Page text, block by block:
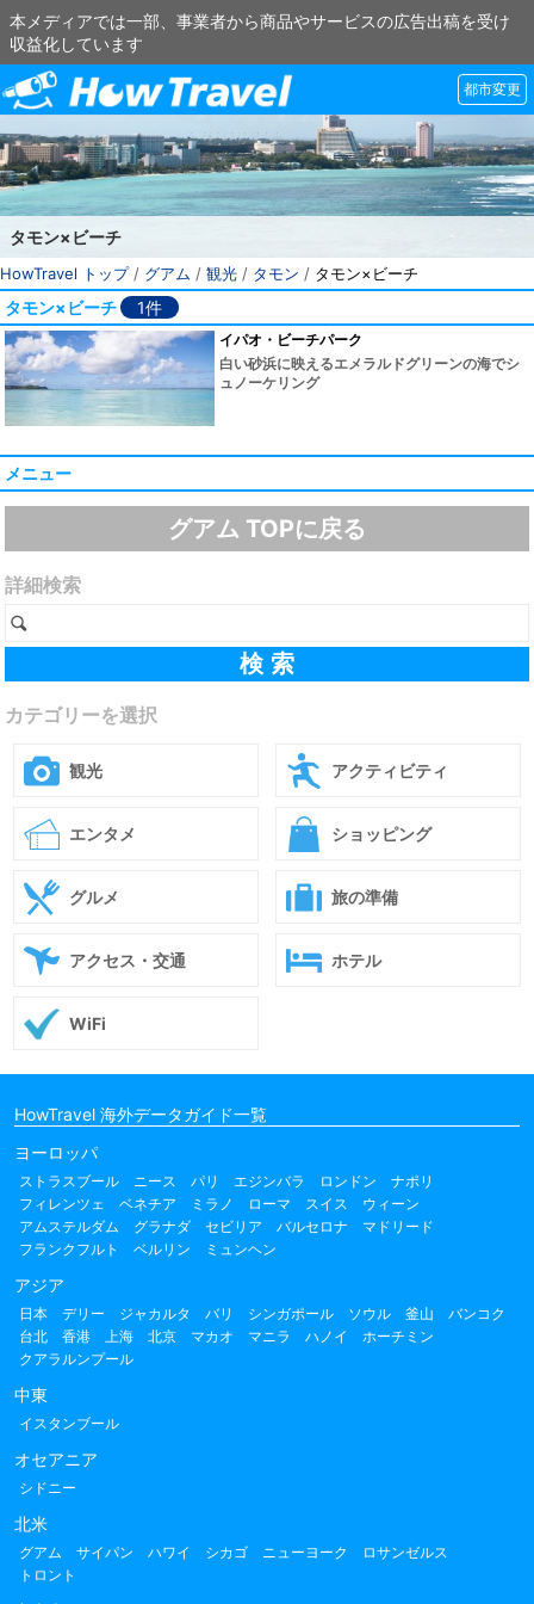
本メディアでは一部、事業者から商品やサービスの広告出稿を受け
収益化しています
都市変更
タモン×ビーチ
HowTravel トップ/ グアム / 観光 / タモン / タモン×ビーチ
タモン×ビーチ 1件
イパオ・ビーチパーク
白い砂浜に映えるエメラルドグリーンの海でシ
ュノーケリング
メニュー
グアム TOPに戻る
詳細検索
カテゴリーを選択
観光 アクティビティ
エンタメ ショッピング
グルメ 旅の準備
アクセス・交通 ホテル
WiFi
HowTravel 海外データガイド一覧
ヨーロッパ
ストラスブール ニース パリ エジンバラ ロンドン
ナポリ
フィレンツェ
ベネチア ミラノ ローマ スイス
ウィーン
アムステルダム
グラナダ セビリア バルセロナ
マドリード
フランクフルト
ベルリン ミュンヘン
アジア
日本 デリー ジャカルタ バリ シンガポール ソウル 釜山
バンコク
台北
香港 上海 北京 マカオ マニラ ハノイ
ホーチミン
クアラルンプール
中東
イスタンブール
オセアニア
シドニー
北米
グアム サイパン ハワイ シカゴ ニューヨーク
ロサンゼルス
トロント